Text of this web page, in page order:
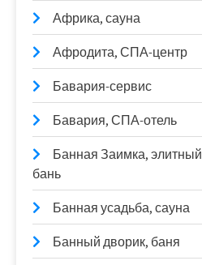
Африка, сауна
Афродита, СПА-центр
Бавария-сервис
Бавария, СПА-отель
Банная Заимка,
бань
Банная усадьба, сауна
Банный дворик, баня